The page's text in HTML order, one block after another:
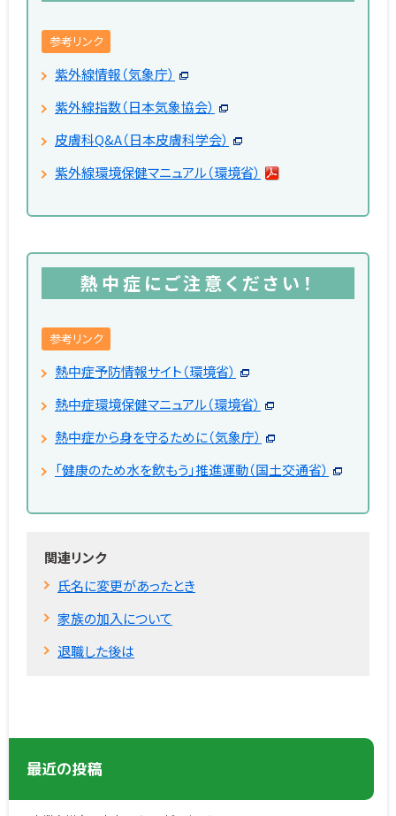
参考リンク
紫外線情報（気象庁）
紫外線指数（日本気象協会）
皮膚科Q&A（日本皮膚科学会）
紫外線環境保健マニュアル（環境省）
熱中症にご注意ください！
参考リンク
熱中症予防情報サイト（環境省）
熱中症環境保健マニュアル（環境省）
熱中症から身を守るために（気象庁）
「健康のため水を飲もう」推進運動（国土交通省）
関連リンク
氏名に変更があったとき
家族の加入について
退職した後は
最近の投稿